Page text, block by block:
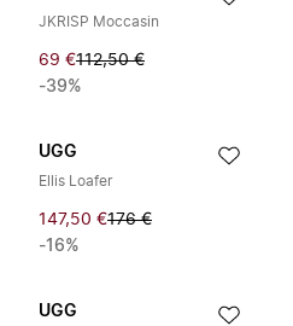
JKRISP Moccasin
69 €112,50 €
-39%
UGG
Ellis Loafer
147,50 €176 €
-16%
UGG